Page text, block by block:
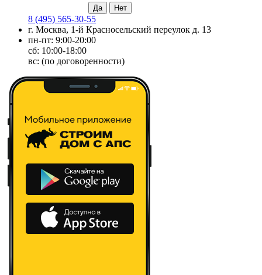
8 (495) 565-30-55
г. Москва, 1-й Красносельский переулок д. 13
пн-пт: 9:00-20:00
сб: 10:00-18:00
вс: (по договоренности)